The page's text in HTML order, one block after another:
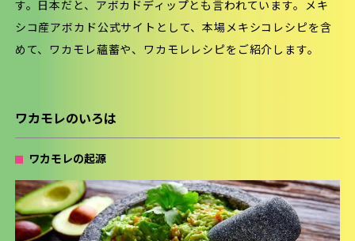
す。日本だと、アボカドディップとも言われています。メキ
シコ産アボカド公式サイトとして、本場メキシコレシピを含
めて、ワカモレ蘊蓄や、ワカモレレシピをご紹介します。
ワカモレのいろは
ワカモレの起源